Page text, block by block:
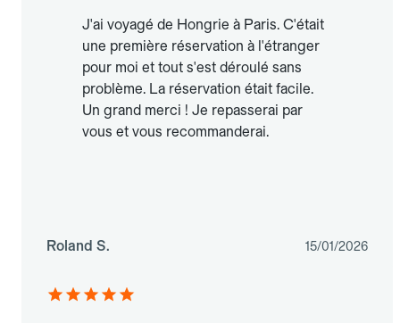
J'ai voyagé de Hongrie à Paris. C'était
une première réservation à l'étranger
pour moi et tout s'est déroulé sans
problème. La réservation était facile.
Un grand merci ! Je repasserai par
vous et vous recommanderai.
Roland S. 15/01/2026